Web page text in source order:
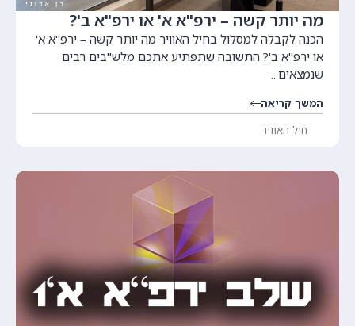
מה יותר קשה – ירפ"א א' או ירפ"א ב'?
הכנה לקבלה למסלול בחיל האוויר מה יותר קשה – ירפ"א א'
או ירפ"א ב'? התשובה שתפתיע אתכם מלש"בים רבים
שנמצאים...
המשך קריאה
חיל האוויר